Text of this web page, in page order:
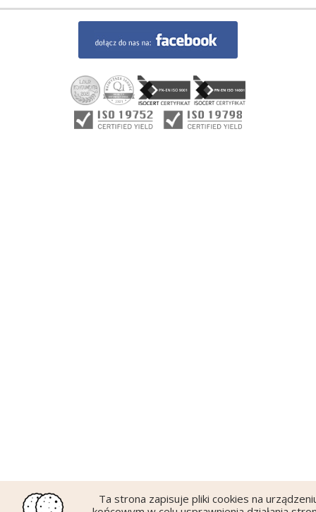
Ta strona zapisuje pliki cookies na